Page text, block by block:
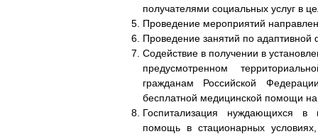
получателями социальных услуг в
Проведение мероприятий
Проведение занятий по адаптивной
Содействие в получении в
предусмотренном
гражданам Российской
бесплатной медицинской помощи на
Госпитализация нуждающихся в
помощь в стационарных